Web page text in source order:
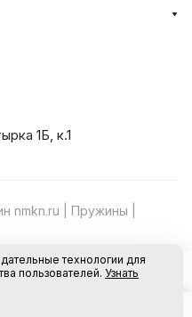
1Б, к.1
nmkn.ru | Пружины |
Оферта
технологии для
пользователей. Узнать